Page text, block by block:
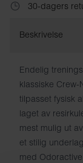
30-dagers
Beskrivelse
Endelig
klassiske
tilpasset fysisk
laget av
mest mulig ut
et stilig
med